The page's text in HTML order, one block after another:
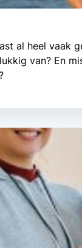
al heel
van? En